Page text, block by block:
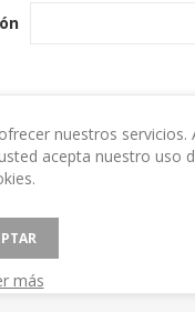
nuestros servicios.
acepta nuestro uso
más